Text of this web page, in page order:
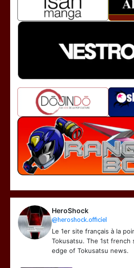
HeroShock
@heroshock.officiel
Le 1er site français à la
Tokusatsu. The 1st
edge of Tokusatsu news.